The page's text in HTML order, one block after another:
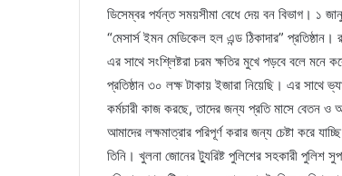
ডিসেম্বর পর্যন্ত সময়সীমা বেধে দেয় বন বিভাগ। ১
“মেসার্স ইমন মেডিকেল হল এন্ড ঠিকাদার”
এর সাথে সংশ্লিষ্টরা চরম ক্ষতির মুখে পড়বে বলে মনে
প্রতিষ্ঠান ৩০ লক্ষ টাকায় ইজারা নিয়েছি। এর
কর্মচারী কাজ করছে, তাদের জন্য প্রতি মাসে বেতন
আমাদের লক্ষমাত্রার পরিপূর্ণ করার জন্য চেষ্টা করে
তিনি। খুলনা জোনের ট্যুরিষ্ট পুলিশের সহকারী পুলিশ